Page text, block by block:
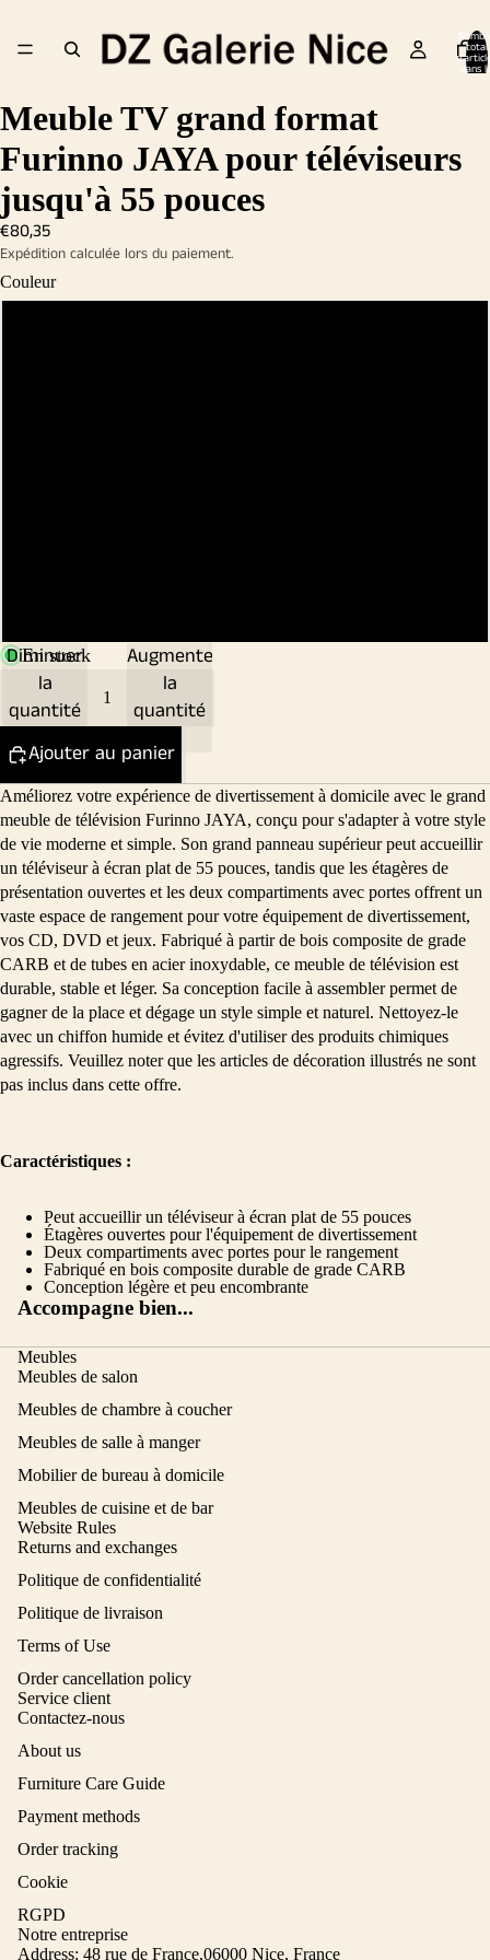
total
dans
Meuble TV grand format
Furinno JAYA pour téléviseurs
jusqu'à 55 pouces
€80,35
Expédition calculée lors du paiement.
Couleur
En stock
Diminuer
la
quantité
Augmenter
la
quantité
Ajouter au panier
Améliorez votre expérience de divertissement à domicile avec le grand
meuble de télévision Furinno JAYA, conçu pour s'adapter à votre style
de vie moderne et simple. Son grand panneau supérieur peut accueillir
un téléviseur à écran plat de 55 pouces, tandis que les étagères de
présentation ouvertes et les deux compartiments avec portes offrent un
vaste espace de rangement pour votre équipement de divertissement,
vos CD, DVD et jeux. Fabriqué à partir de bois composite de grade
CARB et de tubes en acier inoxydable, ce meuble de télévision est
durable, stable et léger. Sa conception facile à assembler permet de
gagner de la place et dégage un style simple et naturel. Nettoyez-le
avec un chiffon humide et évitez d'utiliser des produits chimiques
agressifs. Veuillez noter que les articles de décoration illustrés ne sont
pas inclus dans cette offre.
Caractéristiques :
Peut accueillir un téléviseur à écran plat de 55 pouces
Étagères ouvertes pour l'équipement de divertissement
Deux compartiments avec portes pour le rangement
Fabriqué en bois composite durable de grade CARB
Conception légère et peu encombrante
Accompagne bien...
Meubles
Meubles de salon
Meubles de chambre à coucher
Meubles de salle à manger
Mobilier de bureau à domicile
Meubles de cuisine et de bar
Website Rules
Returns and exchanges
Politique de confidentialité
Politique de livraison
Terms of Use
Order cancellation policy
Service client
Contactez-nous
About us
Furniture Care Guide
Payment methods
Order tracking
Cookie
RGPD
Notre entreprise
Address: 48 rue de France,06000 Nice, France